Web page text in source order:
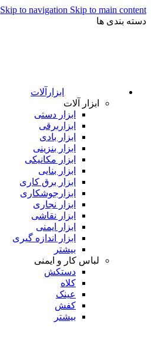
Skip to navigation Skip to main content
دسته بندی ها
ابزارآلات
ابزار آلات
ابزار دستی
ابزاربرقی
ابزار بادی
ابزار بنزینی
ابزار مکانیکی
ابزار بنایی
ابزار برق کاری
ابزارجوشکاری
ابزار نجاری
ابزار نقاشی
ابزار ایمنی
ابزار اندازه گیری
بیشتر
لباس کار و ایمنی
دستکش
کلاه
عینک
کفش
بیشتر